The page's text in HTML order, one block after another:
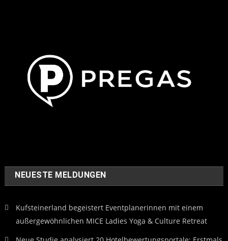
NEUESTE MELDUNGEN
Kufsteinerland begeistert Eventplanerinnen mit einem
außergewöhnlichen MICE Ladies Yoga & Culture Retreat